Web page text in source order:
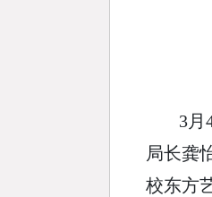
3月
局长龚
校东方